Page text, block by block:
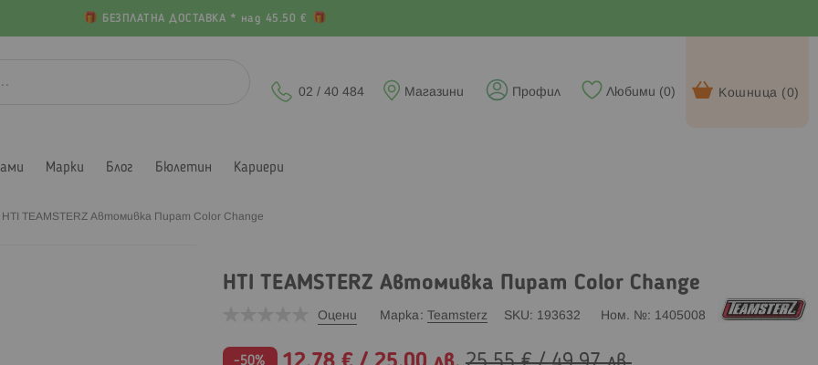
БЕЗПЛАТНА ДОСТАВКА * над 45.50 €
Кошница (0)
Любими (0)
Профил
Магазини
02 / 40 484
Марки Блог Бюлетин Кариери
HTI TEAMSTERZ Автомивка Пират Color Change
HTI TEAMSTERZ Автомивка Пират Color Change
Оцени Марка Teamsterz SKU 193632 Ном. № 1405008
-50%
Промо